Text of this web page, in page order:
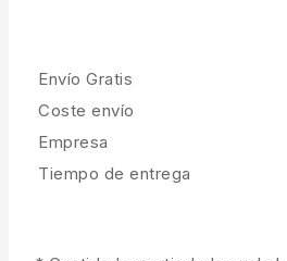
Envío Gratis
Coste envío
Empresa
Tiempo de entrega